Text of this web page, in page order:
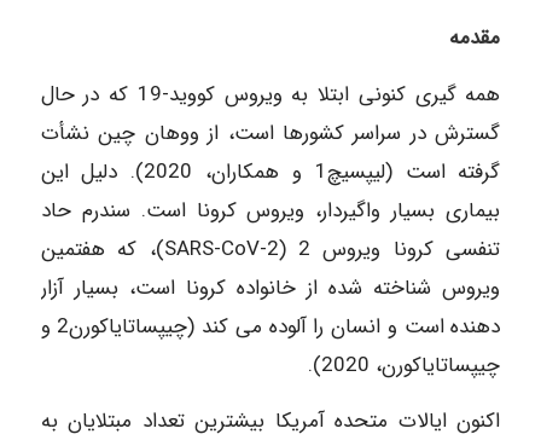
مقدمه
همه گیری کنونی ابتلا به ویروس کووید-19 که در حال
گسترش در سراسر کشورها است، از ووهان چین نشأت
گرفته است (لیپسیچ1 و همکاران، 2020). دلیل این
بیماری بسیار واگیردار، ویروس کرونا است. سندرم حاد
تنفسی کرونا ویروس SARS-CoV-2) 2)، که هفتمین
ویروس شناخته شده از خانواده کرونا است، بسیار آزار
دهنده است و انسان را آلوده می کند (چیپساتایاکورن2 و
چیپساتایاکورن، 2020).
اکنون ایالات متحده آمریکا بیشترین تعداد مبتلایان به